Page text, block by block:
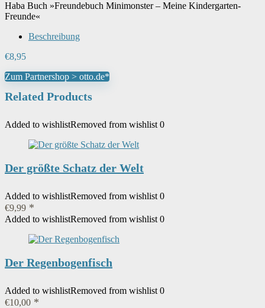
Haba Buch »Freundebuch Minimonster – Meine Kindergarten-
Freunde«
Beschreibung
€8,95
Zum Partnershop > otto.de*
Related Products
Added to wishlistRemoved from wishlist 0
Der größte Schatz der Welt
Added to wishlistRemoved from wishlist 0
€9,99
Added to wishlistRemoved from wishlist 0
Der Regenbogenfisch
Added to wishlistRemoved from wishlist 0
€10,00